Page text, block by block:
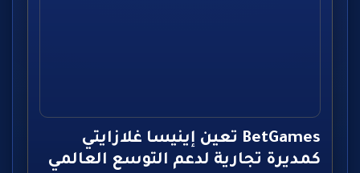
BetGames تعين إينيسا غلازايتي
كمديرة تجارية لدعم التوسع العالمي